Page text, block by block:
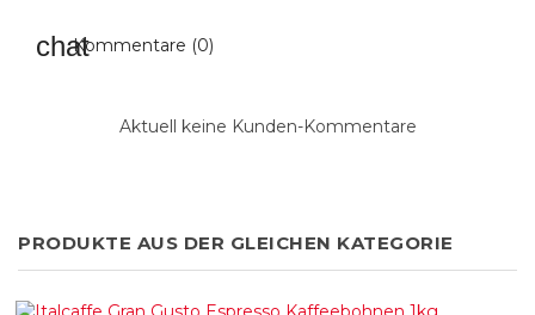
Kommentare (0)
Aktuell keine Kunden-Kommentare
PRODUKTE AUS DER GLEICHEN KATEGORIE